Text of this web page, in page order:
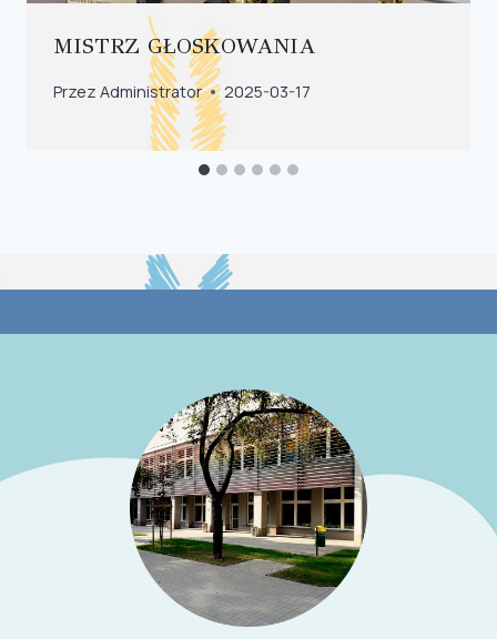
MISTRZ GŁOSKOWANIA
Przez Administrator 2025-03-17